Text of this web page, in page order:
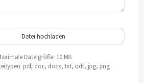
Datei hochladen
Dateigröße: 10 MB
pdf, doc, docx, txt, odt, jpg, png